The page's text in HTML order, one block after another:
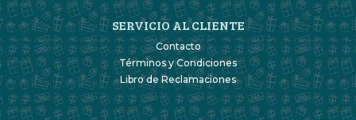
SERVICIO AL CLIENTE
Contacto
Términos y Condiciones
Libro de Reclamaciones